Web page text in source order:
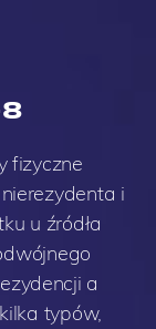
fizyczne
i
u źródła
a
typów,